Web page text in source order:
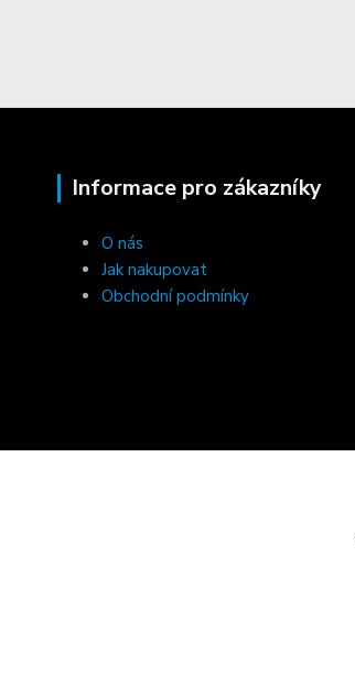
Informace pro zákazníky
O nás
Jak nakupovat
Obchodní podmínky